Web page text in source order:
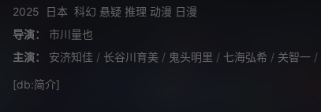
2025 日本 科幻 悬疑 推理 动漫 日漫
导演：
市川量也
主演：
安济知佳 / 长谷川育美 / 鬼头明里 / 七海弘希 / 关智一 /
[db:简介]